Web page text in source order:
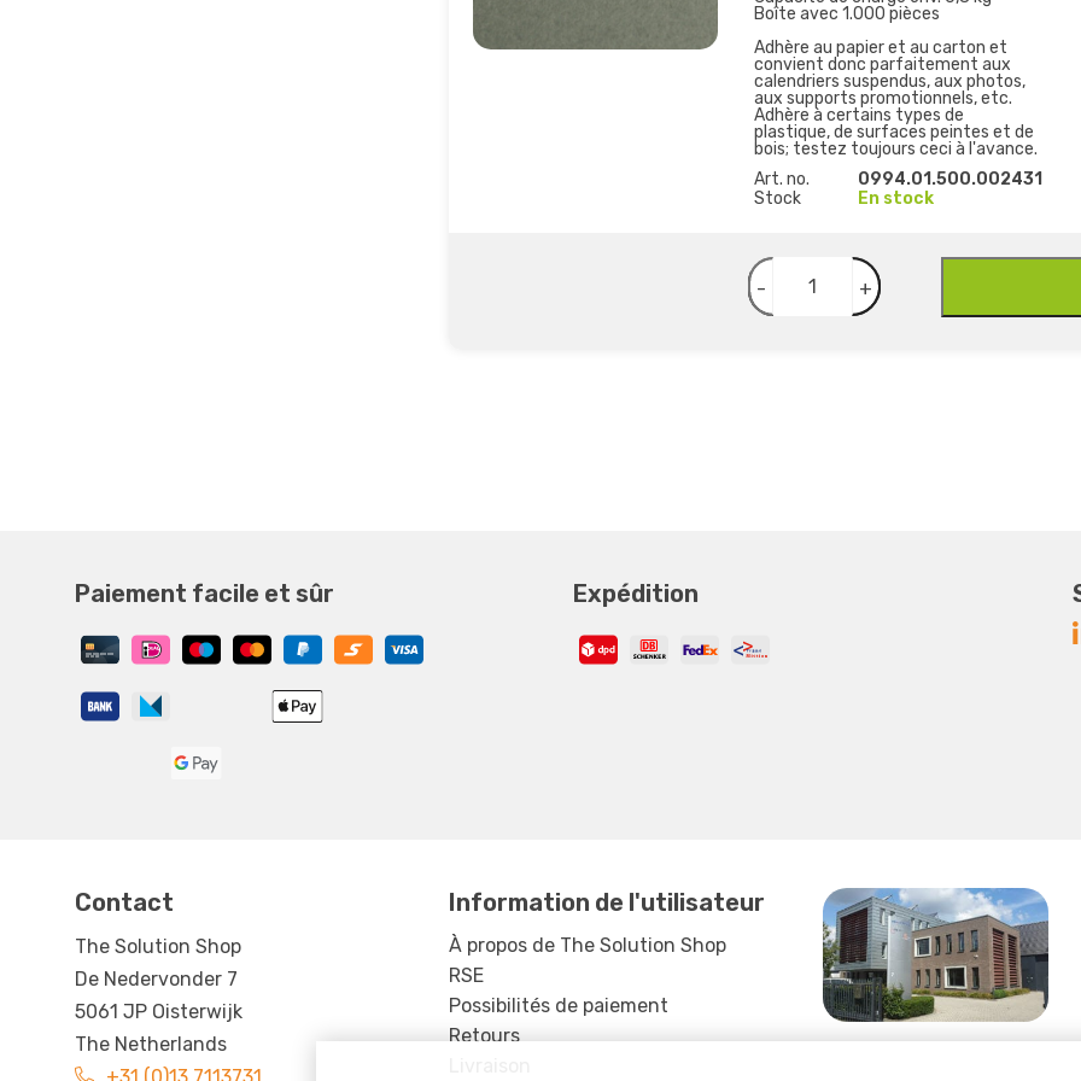
Boîte avec 1.000 pièces
Adhère au papier et au carton et
convient donc parfaitement aux
calendriers suspendus, aux photos,
aux supports promotionnels, etc.
Adhère à certains types de
plastique, de surfaces peintes et de
bois; testez toujours ceci à l'avance.
Art. no.
0994.01.500.002431
Stock
En stock
- +
Paiement facile et sûr Expédition
Contact
The Solution Shop
De Nedervonder 7
5061 JP Oisterwijk
The Netherlands
Information de l'utilisateur
À propos de The Solution Shop
RSE
Possibilités de paiement
Retours